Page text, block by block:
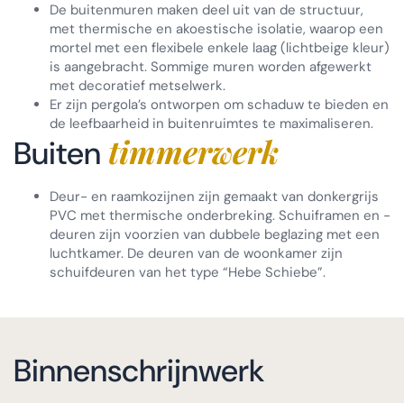
De buitenmuren maken deel uit van de structuur,
met thermische en akoestische isolatie, waarop een
mortel met een flexibele enkele laag (lichtbeige kleur)
is aangebracht. Sommige muren worden afgewerkt
met decoratief metselwerk.
Er zijn pergola’s ontworpen om schaduw te bieden en
de leefbaarheid in buitenruimtes te maximaliseren.
Buiten timmerwerk
Deur- en raamkozijnen zijn gemaakt van donkergrijs
PVC met thermische onderbreking. Schuiframen en -
deuren zijn voorzien van dubbele beglazing met een
luchtkamer. De deuren van de woonkamer zijn
schuifdeuren van het type “Hebe Schiebe”.
Binnenschrijnwerk